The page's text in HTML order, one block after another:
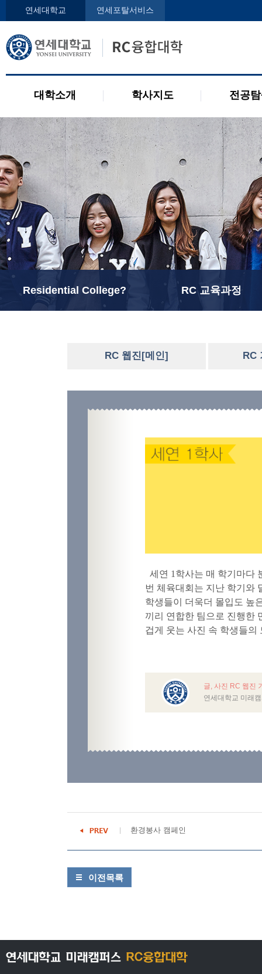
연세대학교 연세포탈서비스
대학소개 학사지도 전공
인사말
오시는 길
학사지도사
Residential College? RC 교육과정
RC 웹진[메인] RC
세연 1학사는 매 학기마다
번 체육대회는 지난 학기와
학생들이 더욱더 몰입도 높
끼리 연합한 팀으로 진행한
겁게 웃는 사진 속 학생들
글, 사진 RC 웹진
연세대학교 미래
환경봉사 캠페인
이전목록